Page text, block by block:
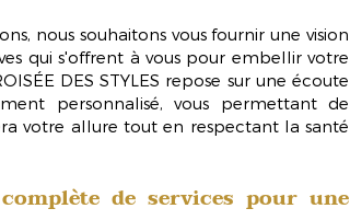
nous souhaitons vous fournir une vision
qui s'offrent à vous pour embellir votre
DES STYLES repose sur une écoute
personnalisé, vous permettant de
votre allure tout en respectant la santé
de services pour une